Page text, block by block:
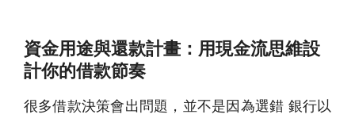
資金用途與還款計畫：用現金流思維設
計你的借款節奏
很多借款決策會出問題，並不是因為選錯 銀行以